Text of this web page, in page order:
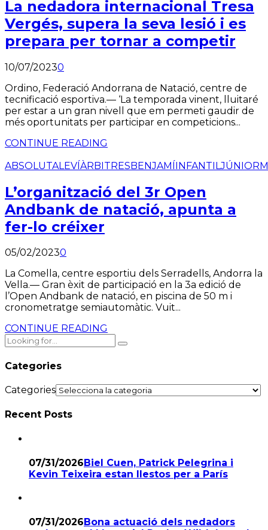
La nedadora internacional Tresa
Vergés, supera la seva lesió i es
prepara per tornar a competir
10/07/20230
Ordino, Federació Andorrana de Natació, centre de
tecnificació esportiva.— ‘La temporada vinent, lluitaré
per estar a un gran nivell que em permeti gaudir de
més oportunitats per participar en competicions...
CONTINUE READING
ABSOLUTALEVÍÀRBITRESBENJAMÍINFANTILJÚNIOR
L’organització del 3r Open
Andbank de natació, apunta a
fer-lo créixer
05/02/20230
La Comella, centre esportiu dels Serradells, Andorra la
Vella.— Gran èxit de participació en la 3a edició de
l’Open Andbank de natació, en piscina de 50 m i
cronometratge semiautomàtic. Vuit...
CONTINUE READING
Categories
Categories
Recent Posts
07/31/2026Biel Cuen, Patrick Pelegrina i
Kevin Teixeira estan llestos per a París
07/31/2026 Bona actuació dels nedadors